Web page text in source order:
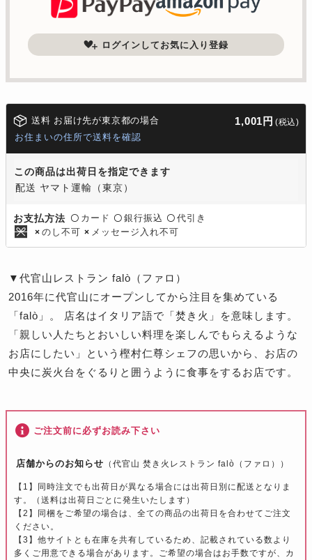
ログインしてお気に入り登録
送料 お届け先が東京都の場合 1,001円 (税込)
お住まいの住所で送料を確認
この商品は出荷日を指定できます
配送 ヤマト運輸（東京）
お支払方法 〇 カード 〇 銀行振込 〇 代引き
× のし不可 × メッセージ入れ不可
▼代官山レストラン falò（ファロ）
2016年に代官山にオープンしてから注目を集めている
「falò」。 店名はイタリア語で「焚き火」を意味します。
「親しい人たちとおいしい料理を楽しんでもらえるような
お店にしたい」という樫村仁尊シェフの思いから、お店の
中央に炭火台をぐるりと囲うように食事をするお店です。
ご注文前に必ずお読み下さい
店舗からのお知らせ （代官山 焚き火レストラン falò（ファロ））
【1】同時注文でも出荷日が異なる場合には出荷日別に配送となりま
す。（送料は出荷日ごとに発生いたします）
【2】同梱をご希望の場合は、全ての商品の出荷日を合わせてご注文
ください。
【3】他サイトとも在庫を共有しているため、記載されている数より
多くご用意できる場合があります。ご希望の場合はお手数ですが、カ